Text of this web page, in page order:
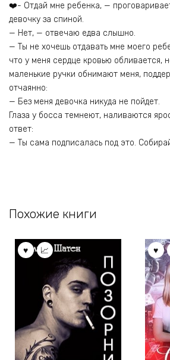
❤️- Отдай мне ребенка, —
девочку за спиной.
— Нет, — отвечаю едва слышно.
— Ты не хочешь отдавать мне моего
что у меня сердце кровью обливается,
маленькие ручки обнимают меня,
отчаянно:
— Без меня девочка никуда не пойдет.
Глаза у босса темнеют, наливаются
ответ:
— Ты сама подписалась под это.
Похожие книги